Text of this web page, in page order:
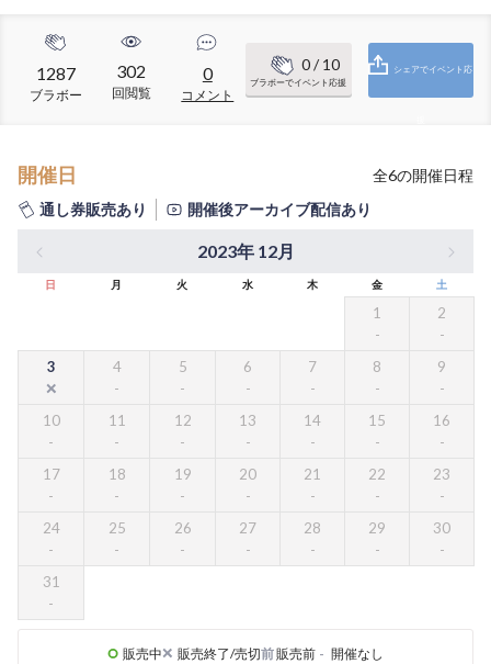
1287
ブラボー
302
回閲覧
0
コメント
0/ 10
ブラボーでイベント応援
シェアでイベント応
開催日 全6の開催日程
通し券販売あり
開催後アーカイブ配信あり
2023年 12月
日 月 火 水 木 金 土
1 2
3 4 5 6 7 8 9
10 11 12 13 14 15 16
17 18 19 20 21 22 23
24 25 26 27 28 29 30
31
販売中 販売終了/売切前販売前 - 開催なし